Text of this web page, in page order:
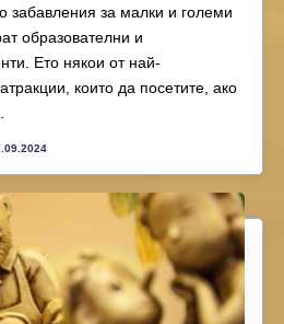
забавления за малки и големи
образователни и
Ето някои от най-
които да посетите, ако